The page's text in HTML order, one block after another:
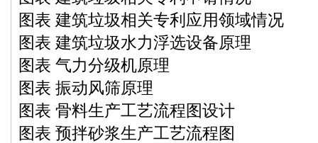
图表 建筑垃圾相关专利应用领域情况
图表 建筑垃圾水力浮选设备原理
图表 气力分级机原理
图表 振动风筛原理
图表 骨料生产工艺流程图设计
图表 预拌砂浆生产工艺流程图